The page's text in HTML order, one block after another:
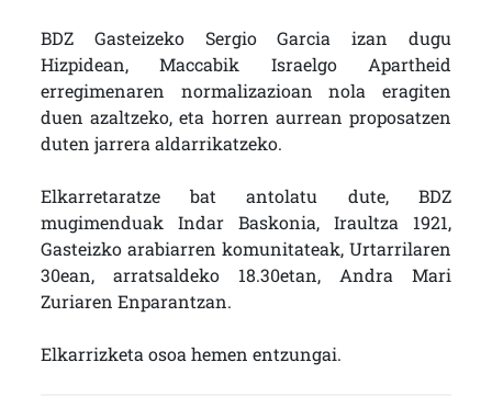
BDZ Gasteizeko Sergio Garcia izan dugu
Hizpidean, Maccabik Israelgo Apartheid
erregimenaren normalizazioan nola eragiten
duen azaltzeko, eta horren aurrean proposatzen
duten jarrera aldarrikatzeko.
Elkarretaratze bat antolatu dute, BDZ
mugimenduak Indar Baskonia, Iraultza 1921,
Gasteizko arabiarren komunitateak, Urtarrilaren
30ean, arratsaldeko 18.30etan, Andra Mari
Zuriaren Enparantzan.
Elkarrizketa osoa hemen entzungai.